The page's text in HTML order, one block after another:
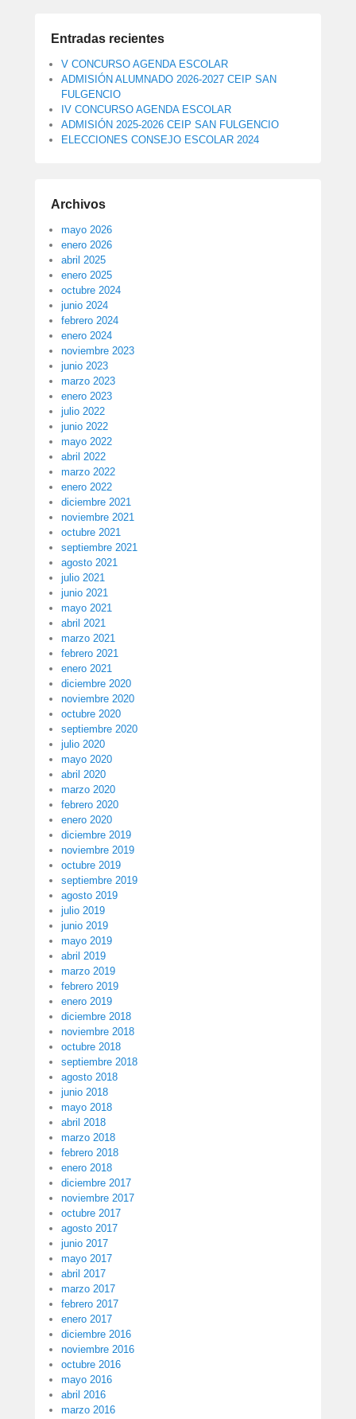
Entradas recientes
V CONCURSO AGENDA ESCOLAR
ADMISIÓN ALUMNADO 2026-2027 CEIP SAN
FULGENCIO
IV CONCURSO AGENDA ESCOLAR
ADMISIÓN 2025-2026 CEIP SAN FULGENCIO
ELECCIONES CONSEJO ESCOLAR 2024
Archivos
mayo 2026
enero 2026
abril 2025
enero 2025
octubre 2024
junio 2024
febrero 2024
enero 2024
noviembre 2023
junio 2023
marzo 2023
enero 2023
julio 2022
junio 2022
mayo 2022
abril 2022
marzo 2022
enero 2022
diciembre 2021
noviembre 2021
octubre 2021
septiembre 2021
agosto 2021
julio 2021
junio 2021
mayo 2021
abril 2021
marzo 2021
febrero 2021
enero 2021
diciembre 2020
noviembre 2020
octubre 2020
septiembre 2020
julio 2020
mayo 2020
abril 2020
marzo 2020
febrero 2020
enero 2020
diciembre 2019
noviembre 2019
octubre 2019
septiembre 2019
agosto 2019
julio 2019
junio 2019
mayo 2019
abril 2019
marzo 2019
febrero 2019
enero 2019
diciembre 2018
noviembre 2018
octubre 2018
septiembre 2018
agosto 2018
junio 2018
mayo 2018
abril 2018
marzo 2018
febrero 2018
enero 2018
diciembre 2017
noviembre 2017
octubre 2017
agosto 2017
junio 2017
mayo 2017
abril 2017
marzo 2017
febrero 2017
enero 2017
diciembre 2016
noviembre 2016
octubre 2016
mayo 2016
abril 2016
marzo 2016